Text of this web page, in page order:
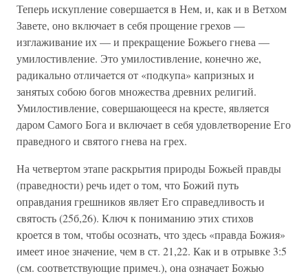
Теперь искупление совершается в Нем, и, как и в Ветхом
Завете, оно включает в себя прощение грехов —
изглаживание их — и прекращение Божьего гнева —
умилостивление. Это умилостивление, конечно же,
радикально отличается от «подкупа» капризных и
занятых собою богов множества древних религий.
Умилостивление, совершающееся на кресте, является
даром Самого Бога и включает в себя удовлетворение Его
праведного и святого гнева на грех.
На четвертом этапе раскрытия природы Божьей правды
(праведности) речь идет о том, что Божий путь
оправдания грешников являет Его справедливость и
святость (25б,26). Ключ к пониманию этих стихов
кроется в том, чтобы осознать, что здесь «правда Божия»
имеет иное значение, чем в ст. 21,22. Как и в отрывке 3:5
(см. соответствующие примеч.), она означает Божью